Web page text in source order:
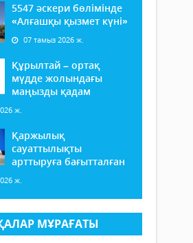
5547 әскери бөлімінде
«Алғашқы қызмет күні»
07 тамыз 2026 ж.
Құрылтай – ортақ
мүдде жолындағы
маңызды қадам
ж.
Қаржылық
сауаттылықты
арттыруға бағытталған
ж.
МҰРАҒАТЫ